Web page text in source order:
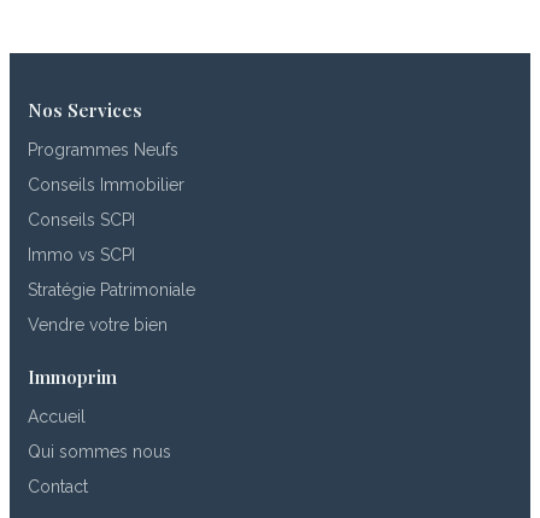
Nos Services
Programmes Neufs
Conseils Immobilier
Conseils SCPI
Immo vs SCPI
Stratégie Patrimoniale
Vendre votre bien
Immoprim
Accueil
Qui sommes nous
Contact